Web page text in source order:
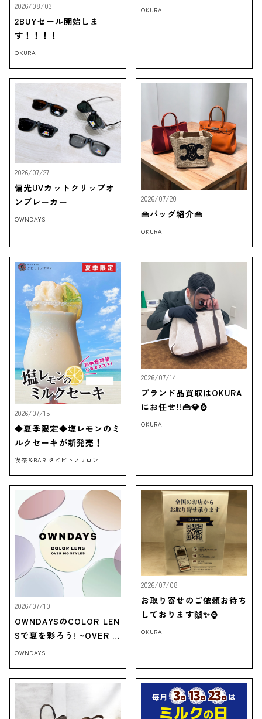
2026/08/03
2BUYセール開始しま
す！！！！
OKURA
介‼
OKURA
2026/07/27
偏光UVカットクリップオ
ンブレーカー
OWNDAYS
2026/07/20
👜バッグ紹介👜
OKURA
2026/07/15
◆夏季限定◆塩レモンのミ
ルクセーキが新発売！
喫茶＆BAR タビビトノサロン
2026/07/14
ブランド品買取はOKURA
にお任せ!!👜💎⌚
OKURA
2026/07/10
OWNDAYSのCOLOR LEN
Sで夏を彩ろう! ~OVER 1
00 STYLES~
OWNDAYS
2026/07/08
お取り寄せのご依頼お待ち
しております🙌✨⌚
OKURA